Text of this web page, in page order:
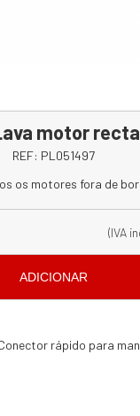
motor
REF: PL051497
os motores fora de
(IVA
ADICIONAR
rápido para